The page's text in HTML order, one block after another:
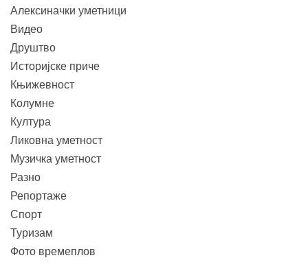
Алексиначки уметници
Видео
Друштво
Историјске приче
Књижевност
Колумне
Култура
Ликовна уметност
Музичка уметност
Разно
Репортаже
Спорт
Туризам
Фото времеплов